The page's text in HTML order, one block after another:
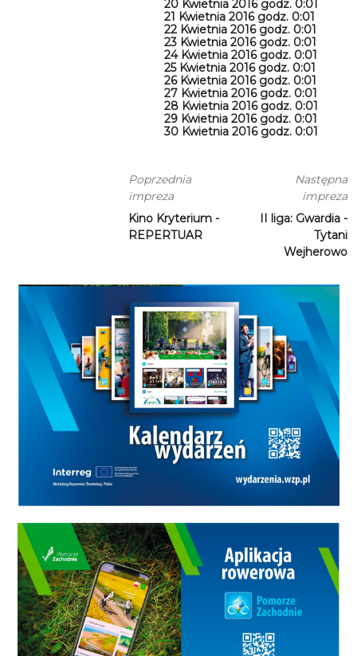
20 Kwietnia 2016 godz. 0:01
21 Kwietnia 2016 godz. 0:01
22 Kwietnia 2016 godz. 0:01
23 Kwietnia 2016 godz. 0:01
24 Kwietnia 2016 godz. 0:01
25 Kwietnia 2016 godz. 0:01
26 Kwietnia 2016 godz. 0:01
27 Kwietnia 2016 godz. 0:01
28 Kwietnia 2016 godz. 0:01
29 Kwietnia 2016 godz. 0:01
30 Kwietnia 2016 godz. 0:01
Poprzednia
impreza
Kino Kryterium -
REPERTUAR
Następna
impreza
II liga: Gwardia -
Tytani
Wejherowo